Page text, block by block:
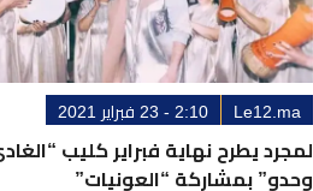
Le12.ma 2:10 - 23 فبراير 2021
لمجرد يطرح نهاية فبراير كليب
وحدو” بمشاركة “العونيات”